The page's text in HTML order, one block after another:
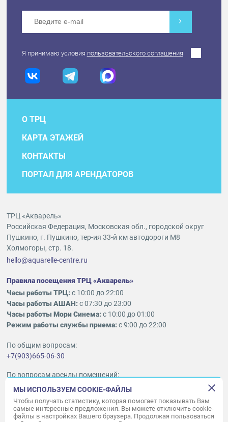
Я принимаю условия пользовательского соглашения
О ТРЦ
КАРТА ЭТАЖЕЙ
КОНТАКТЫ
ПОРТАЛ ДЛЯ АРЕНДАТОРОВ
ТРЦ «Акварель»
Российская Федерация, Московская обл., городской округ
Пушкино, г. Пушкино, тер-ия 33-й км автодороги М8
Холмогоры, стр. 18.
hello@aquarelle-centre.ru
Правила посещения ТРЦ «Акварель»
Часы работы ТРЦ:с 10:00 до 22:00
Часы работы АШАН:с 07:30 до 23:00
Часы работы Мори Синема:с 10:00 до 01:00
Режим работы службы приема:с 9:00 до 22:00
По общим вопросам:
+7(903)665-06-30
По вопросам аренды помещений:
ukleykina@nhood.com
+7(903)665-98-78
© ООО «Акварель» 2010–2026.
МЫ ИСПОЛЬЗУЕМ COOKIE-ФАЙЛЫ
Чтобы получать статистику, которая помогает показывать Вам
самые интересные предложения. Вы можете отключить cookie-
файлы в настройках Вашего браузера. Продолжая пользоваться